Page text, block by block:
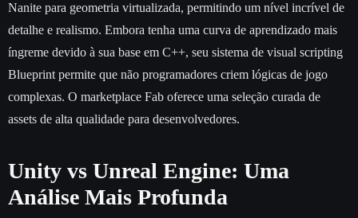
Nanite para geometria virtualizada, permitindo um nível incrível de
detalhe e realismo. Embora tenha uma curva de aprendizado mais
íngreme devido à sua base em C++, seu sistema de visual scripting
Blueprint permite que não programadores criem lógicas de jogo
complexas. O marketplace Fab oferece uma seleção curada de
assets de alta qualidade para desenvolvedores.
Unity vs Unreal Engine: Uma
Análise Mais Profunda